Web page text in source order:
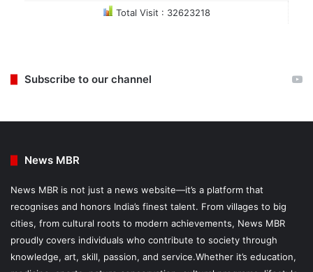
Total Visit : 32623218
Subscribe to our channel
News MBR
News MBR is not just a news website—it’s a platform that
recognises and honors India’s finest talent. From villages to big
cities, from cultural roots to modern achievements, News MBR
proudly covers individuals who contribute to society through
knowledge, art, skill, passion, and service.Whether it’s education,